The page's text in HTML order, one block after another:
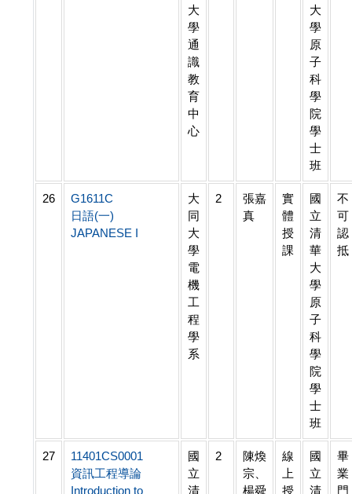
大
學
通
識
教
育
中
心
大
學
原
子
科
學
院
學
士
班
26
G1611C
日語(一)
JAPANESE I
大
同
大
學
電
機
工
程
學
系
2
張嘉
真
實
體
授
課
國
立
清
華
大
學
原
子
科
學
院
學
士
班
不
可
認
抵
27
11401CS0001
資訊工程導論
Introduction to
國
立
清
2
陳煥
宗、
楊舜
線
上
授
國
立
清
畢
業
門